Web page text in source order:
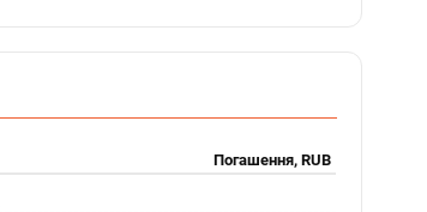
Погашення, RUB